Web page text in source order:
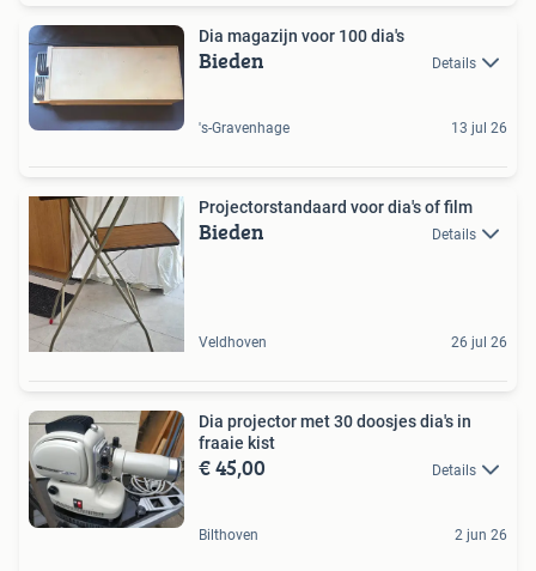
Dia magazijn voor 100 dia's
Bieden Details
's-Gravenhage 13 jul 26
Projectorstandaard voor dia's of film
Bieden Details
Veldhoven 26 jul 26
Dia projector met 30 doosjes dia's in
fraaie kist
€ 45,00 Details
Bilthoven 2 jun 26